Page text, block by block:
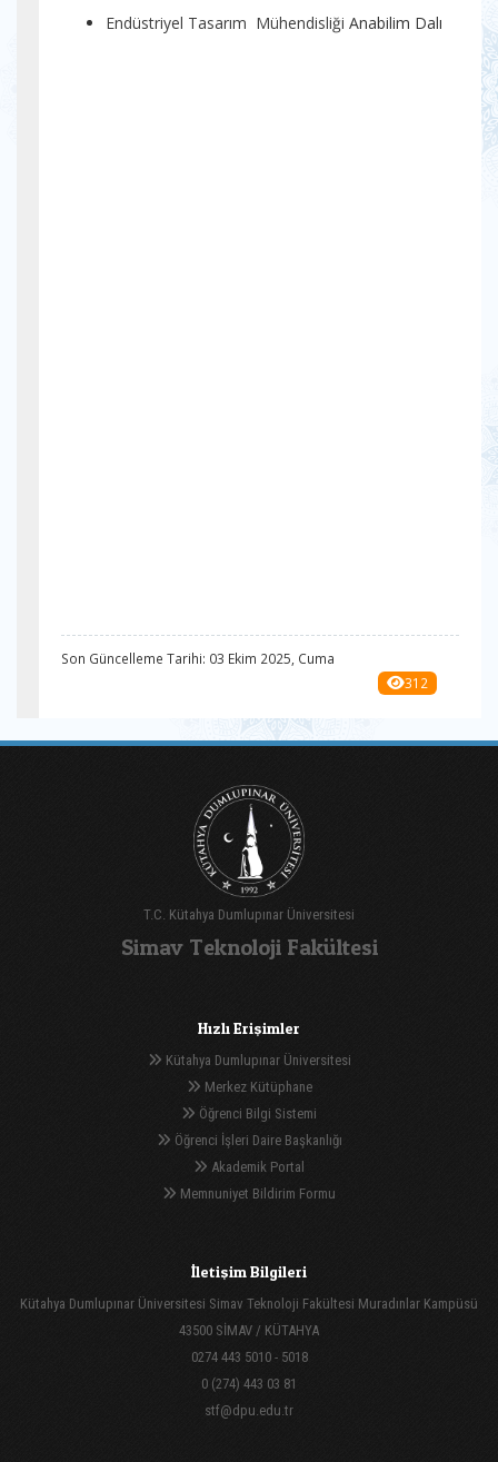
Endüstriyel Tasarım Mühendisliği Anabilim Dalı
Son Güncelleme Tarihi: 03 Ekim 2025, Cuma
312
T.C. Kütahya Dumlupınar Üniversitesi
Simav Teknoloji Fakültesi
Hızlı Erişimler
Kütahya Dumlupınar Üniversitesi
Merkez Kütüphane
Öğrenci Bilgi Sistemi
Öğrenci İşleri Daire Başkanlığı
Akademik Portal
Memnuniyet Bildirim Formu
İletişim Bilgileri
Kütahya Dumlupınar Üniversitesi Simav Teknoloji Fakültesi Muradınlar Kampüsü
43500 SİMAV / KÜTAHYA
0274 443 5010 - 5018
0 (274) 443 03 81
stf@dpu.edu.tr